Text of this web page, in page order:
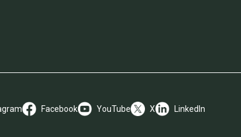
Facebook YouTube X LinkedIn